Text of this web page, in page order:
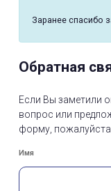
Заранее спасибо
Обратная
Если Вы заметили
вопрос или
форму,
Имя